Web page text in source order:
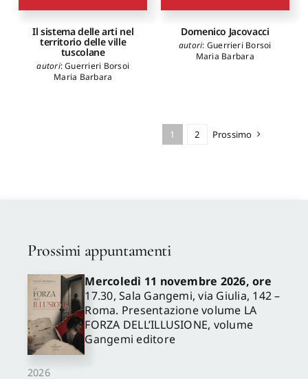
Il sistema delle arti nel
territorio delle ville
tuscolane
autori:Guerrieri Borsoi
Maria Barbara
Domenico Jacovacci
autori: Guerrieri Borsoi
Maria Barbara
1 2 Prossimo
Prossimi appuntamenti
2026
Mercoledì 11 novembre 2026, ore
17.30, Sala Gangemi, via Giulia, 142 –
Roma. Presentazione volume LA
FORZA DELL’ILLUSIONE, volume
Gangemi editore